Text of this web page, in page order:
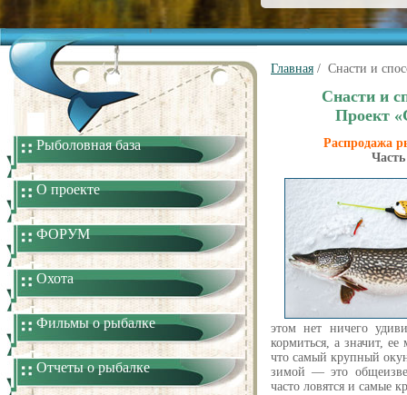
Рыболовная база
О проекте
ФОРУМ
Охота
Фильмы о рыбалке
Отчеты о рыбалке
Главная / Снасти и
Снасти и
Проект
Распродажа
этом нет ничего
кормиться, а значит,
что самый крупный
зимой — это
часто ловятся и самые